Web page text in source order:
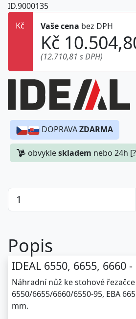
ID.9000135
Kč
Vaše cena bez DPH
Kč
(12.710,81 s DPH)
DOPRAVAZDARMA
obvykleskladem nebo 24h
Popis
IDEAL 6550, 6655, 6660 -
Náhradní nůž ke stohové řezačce
6550/6655/6660/6550-95, EBA
mm.